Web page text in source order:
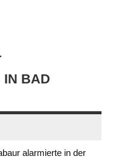
IN BAD
alarmierte in der